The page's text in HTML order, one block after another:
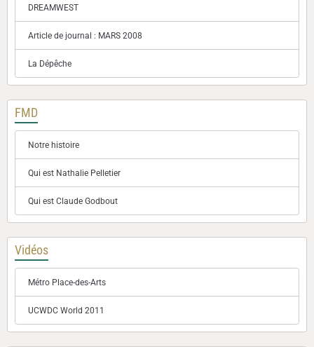
DREAMWEST
Article de journal : MARS 2008
La Dépêche
FMD
Notre histoire
Qui est Nathalie Pelletier
Qui est Claude Godbout
Vidéos
Métro Place-des-Arts
UCWDC World 2011